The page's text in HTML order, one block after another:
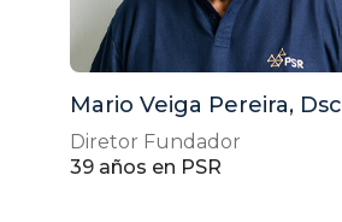
Mario Veiga Pereira, Dsc
Diretor Fundador
39 años en PSR